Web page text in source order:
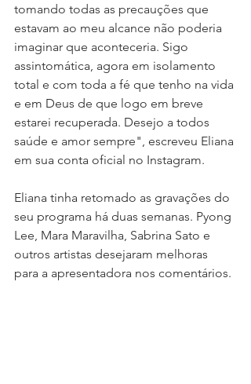
tomando todas as precauções que
estavam ao meu alcance não poderia
imaginar que aconteceria. Sigo
assintomática, agora em isolamento
total e com toda a fé que tenho na vida
e em Deus de que logo em breve
estarei recuperada. Desejo a todos
saúde e amor sempre", escreveu Eliana
em sua conta oficial no Instagram.
Eliana tinha retomado as gravações do
seu programa há duas semanas. Pyong
Lee, Mara Maravilha, Sabrina Sato e
outros artistas desejaram melhoras
para a apresentadora nos comentários.